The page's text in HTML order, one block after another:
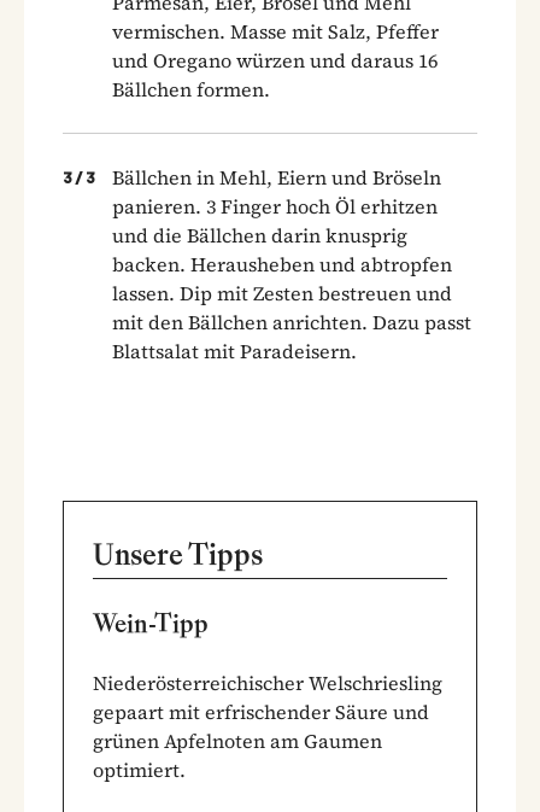
vermischen. Masse mit Salz, Pfeffer
und Oregano würzen und daraus 16
Bällchen formen.
3 / 3
Bällchen in Mehl, Eiern und Bröseln
panieren. 3 Finger hoch Öl erhitzen
und die Bällchen darin knusprig
backen. Herausheben und abtropfen
lassen. Dip mit Zesten bestreuen und
mit den Bällchen anrichten. Dazu passt
Blattsalat mit Paradeisern.
Unsere Tipps
Wein-Tipp
Niederösterreichischer Welschriesling
gepaart mit erfrischender Säure und
grünen Apfelnoten am Gaumen
optimiert.